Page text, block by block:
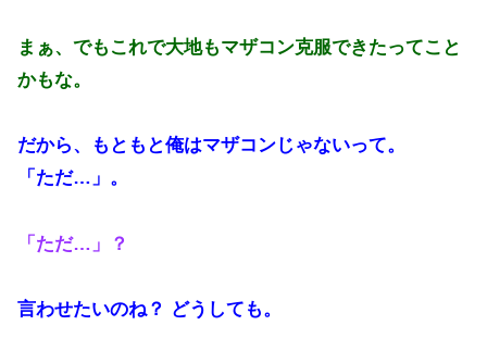
まぁ、でもこれで大地もマザコン克服できたってこと
かもな。
だから、もともと俺はマザコンじゃないって。
「ただ…」。
「ただ…」？
言わせたいのね？ どうしても。